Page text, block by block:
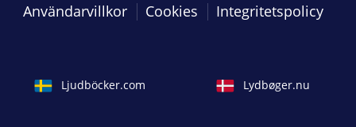
Användarvillkor Cookies Integritetspolicy
Ljudböcker.com Lydbøger.nu